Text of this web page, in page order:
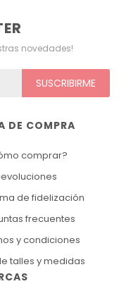
DE COMPRA
comprar?
de fidelización
frecuentes
y condiciones
talles y medidas
novedades!
SUSCRIBIRME